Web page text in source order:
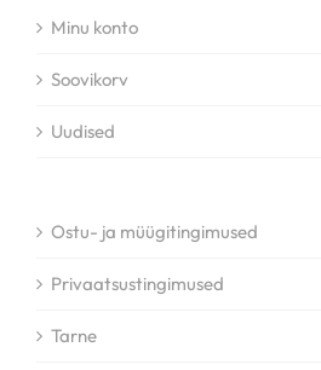
Minu konto
Soovikorv
Uudised
Ostu- ja müügitingimused
Privaatsustingimused
Tarne